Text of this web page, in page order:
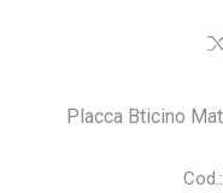
Placca Bticino
Cod.: